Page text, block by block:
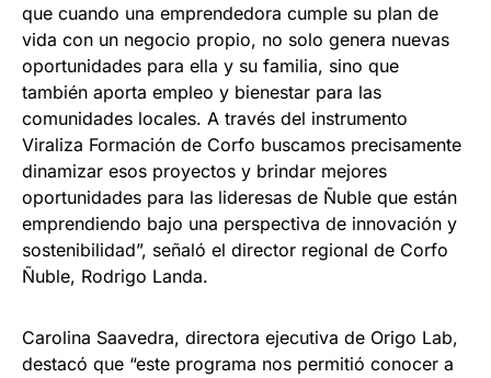
que cuando una emprendedora cumple su plan de
vida con un negocio propio, no solo genera nuevas
oportunidades para ella y su familia, sino que
también aporta empleo y bienestar para las
comunidades locales. A través del instrumento
Viraliza Formación de Corfo buscamos precisamente
dinamizar esos proyectos y brindar mejores
oportunidades para las lideresas de Ñuble que están
emprendiendo bajo una perspectiva de innovación y
sostenibilidad”, señaló el director regional de Corfo
Ñuble, Rodrigo Landa.
Carolina Saavedra, directora ejecutiva de Origo Lab,
destacó que “este programa nos permitió conocer a